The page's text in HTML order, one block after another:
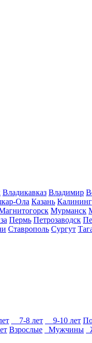
Владикавказ Владимир
Ола Казань
Мурманск
Пермь Петрозаводск
Ставрополь Сургут
7-8 лет 9-10 лет
Взрослые Мужчины